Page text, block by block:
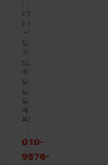
:
00
(매
주
일
요
일,
매
달
말
일
휴
무)
010-
9576-